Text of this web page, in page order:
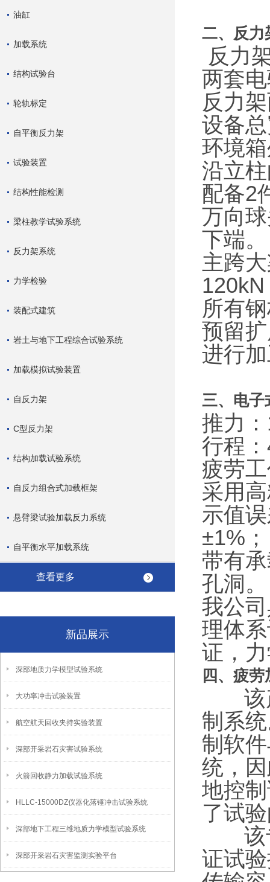
油缸
加载系统
结构试验台
轮轨标定
自平衡反力架
试验装置
结构性能检测
梁柱教学试验系统
反力架系统
力学检验
装配式建筑
岩土与地下工程综合试验系统
加载模拟试验装置
自反力架
C型反力架
结构加载试验系统
自反力组合式加载框架
悬臂梁试验加载反力系统
自平衡水平加载系统
查看更多
新品展示
深部地质力学模型试验系统
大功率冲击试验装置
航空航天回收夹持实验装置
深部开采岩石灾害试验系统
火箭回收静力加载试验系统
HLLC-15000DZ仪器化落锤冲击试验系统
深部地下工程三维地质力学模型试验系统
深部开采岩石灾害监测实验平台
二、反力
反力
两套
反力
设备
环境
沿立
配备2
万向
下端。
主跨
所有
预留
进行
三、电子
推力
行程
疲劳
采用
示值
±1%；
带有
孔洞。
我公
理体
证，
四、 疲劳
该产
制系
制软
统，
地控
了试
该专
证试